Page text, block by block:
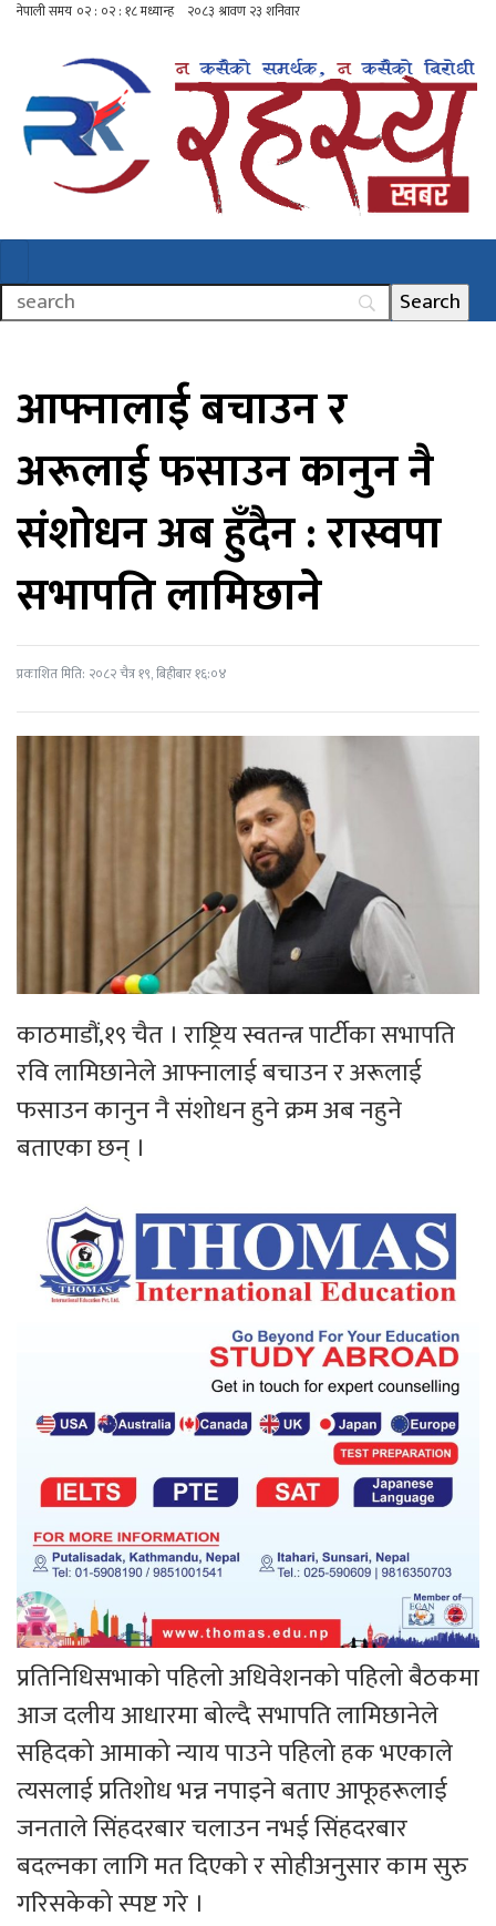
आफ्नालाई बचाउन र
अरूलाई फसाउन कानुन नै
संशोधन अब हुँदैन : रास्वपा
सभापति लामिछाने
प्रकाशित मिति: २०८२ चैत्र १९, बिहीबार १६:०४
काठमाडौं,१९ चैत । राष्ट्रिय स्वतन्त्र पार्टीका सभापति
रवि लामिछानेले आफ्नालाई बचाउन र अरूलाई
फसाउन कानुन नै संशोधन हुने क्रम अब नहुने
बताएका छन् ।
प्रतिनिधिसभाको पहिलो अधिवेशनको पहिलो बैठकमा
आज दलीय आधारमा बोल्दै सभापति लामिछानेले
सहिदको आमाको न्याय पाउने पहिलो हक भएकाले
त्यसलाई प्रतिशोध भन्न नपाइने बताए आफूहरूलाई
जनताले सिंहदरबार चलाउन नभई सिंहदरबार
बदल्नका लागि मत दिएको र सोहीअनुसार काम सुरु
गरिसकेको स्पष्ट गरे ।